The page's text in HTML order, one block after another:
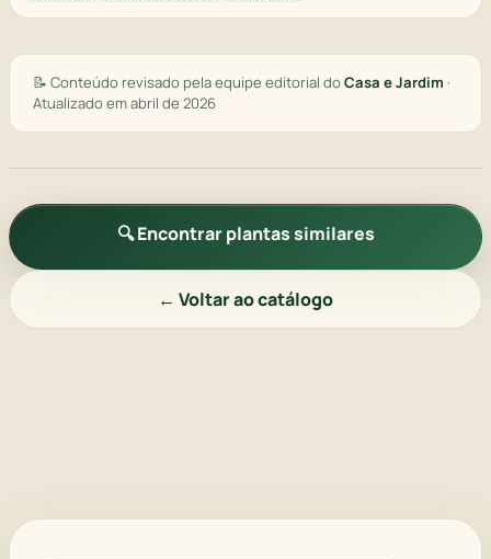
📝 Conteúdo revisado pela equipe editorial doCasa e Jardim ·
Atualizado em abril de 2026
🔍 Encontrar plantas similares
← Voltar ao catálogo